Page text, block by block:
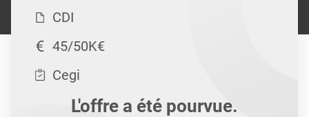
CDI
45/50K€
Cegi
L'offre a été pourvue.